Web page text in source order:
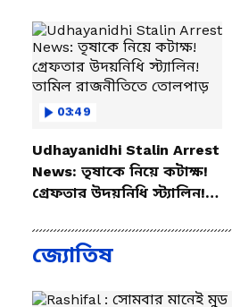
03:49
Udhayanidhi Stalin Arrest
News: তৃষাকে নিয়ে কটাক্ষ!
গ্রেফতার উদয়নিধি স্ট্যালিন!
জ্যোতিষ